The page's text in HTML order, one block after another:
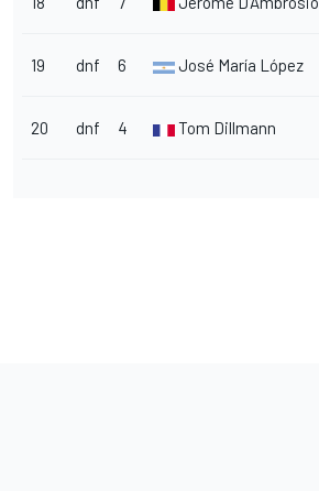
19 dnf 6 José María López
20 dnf 4 Tom Dillmann